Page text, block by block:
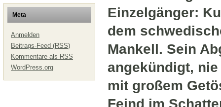
Meta
Anmelden
Beitrags-Feed (RSS)
Kommentare als RSS
WordPress.org
Einzelgänger:
dem
Mankell. Sein
angekündigt,
mit großem
Feind im